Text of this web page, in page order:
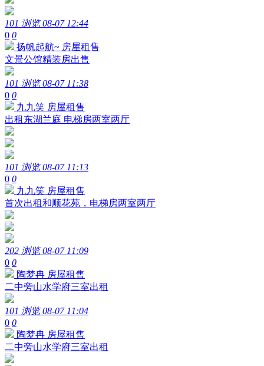
101 浏览 08-07 12:44
0 0
扬帆起航~ 房屋租售
文景公馆精装房出售
101 浏览 08-07 11:38
0 0
九九笑 房屋租售
出租东湖兰庭 电梯房两室两厅
101 浏览 08-07 11:13
0 0
九九笑 房屋租售
首次出租和顺花苑，电梯房两室两厅
202 浏览 08-07 11:09
0 0
陶梦冉 房屋租售
二中旁山水学府三室出租
101 浏览 08-07 11:04
0 0
陶梦冉 房屋租售
二中旁山水学府三室出租